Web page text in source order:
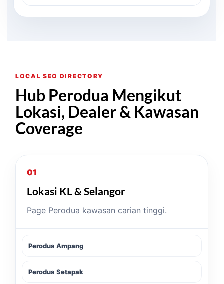
LOCAL SEO DIRECTORY
Hub Perodua Mengikut
Lokasi, Dealer & Kawasan
Coverage
01
Lokasi KL & Selangor
Page Perodua kawasan carian tinggi.
Perodua Ampang
Perodua Setapak